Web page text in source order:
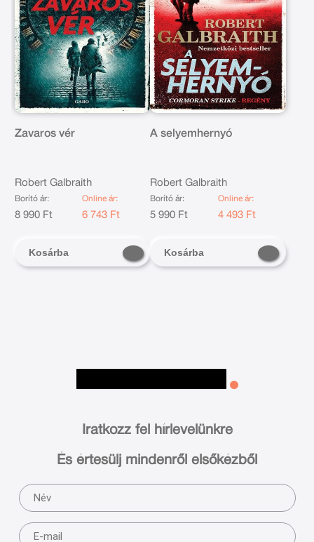
Zavaros vér
Robert Galbraith
Borító ár:
8 990 Ft
Online ár:
6 743 Ft
Kosárba
A selyemhernyó
Robert Galbraith
Borító ár:
5 990 Ft
Online ár:
4 493 Ft
Kosárba
Iratkozz fel hírlevelünkre
És értesülj mindenről elsőkézből